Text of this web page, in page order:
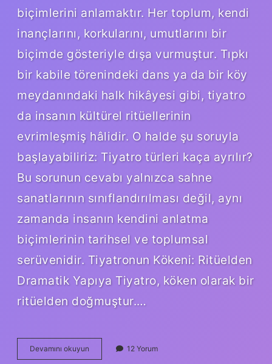
biçimlerini anlamaktır. Her toplum, kendi
inançlarını, korkularını, umutlarını bir
biçimde gösteriyle dışa vurmuştur. Tıpkı
bir kabile törenindeki dans ya da bir köy
meydanındaki halk hikâyesi gibi, tiyatro
da insanın kültürel ritüellerinin
evrimleşmiş hâlidir. O halde şu soruyla
başlayabiliriz: Tiyatro türleri kaça ayrılır?
Bu sorunun cevabı yalnızca sahne
sanatlarının sınıflandırılması değil, aynı
zamanda insanın kendini anlatma
biçimlerinin tarihsel ve toplumsal
serüvenidir. Tiyatronun Kökeni: Ritüelden
Dramatik Yapıya Tiyatro, köken olarak bir
ritüelden doğmuştur.…
Devamını okuyun
türleri
12 Yorum